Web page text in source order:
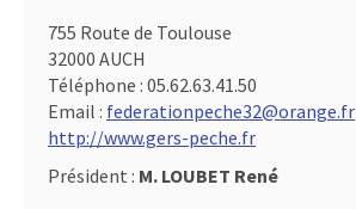
755 Route de Toulouse
32000 AUCH
Téléphone : 05.62.63.41.50
Email : federationpeche32@orange.fr
http://www.gers-peche.fr
Président : M. LOUBET René